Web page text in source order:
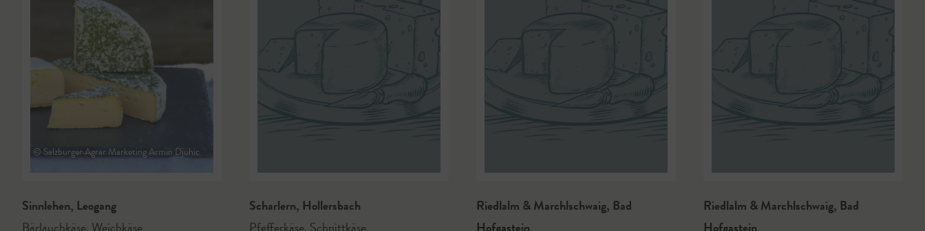
© Salzburger Agrar Marketing Armin Djuhic
Sinnlehen, Leogang
Bärlauchkäse, Weichkäse
Scharlern, Hollersbach
Pfefferkäse, Schnittkäse
Riedlalm & Marchlschwaig, Bad
Hofgastein
Riedlalm & Marchlschwaig, Bad
Hofgastein